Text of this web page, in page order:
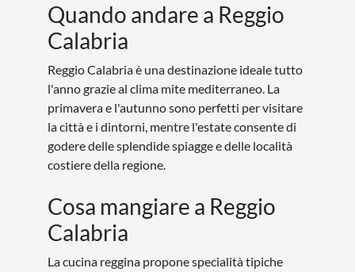
Quando andare a Reggio
Calabria
Reggio Calabria è una destinazione ideale tutto
l'anno grazie al clima mite mediterraneo. La
primavera e l'autunno sono perfetti per visitare
la città e i dintorni, mentre l'estate consente di
godere delle splendide spiagge e delle località
costiere della regione.
Cosa mangiare a Reggio
Calabria
La cucina reggina propone specialità tipiche